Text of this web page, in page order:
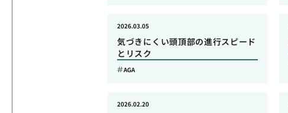
気づきにくい頭頂部の進行スピード
とリスク
2026.03.05
AGA
2026.02.20